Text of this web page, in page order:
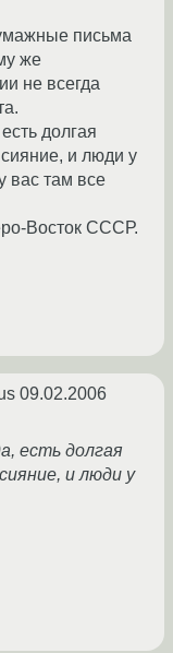
письма
же
не всегда
долгая
и люди у
вас там все
Восток СССР.
09.02.2006
есть долгая
и люди у